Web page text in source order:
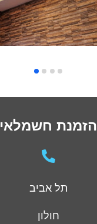
הזמנת חשמלאי
תל אביב
חולון